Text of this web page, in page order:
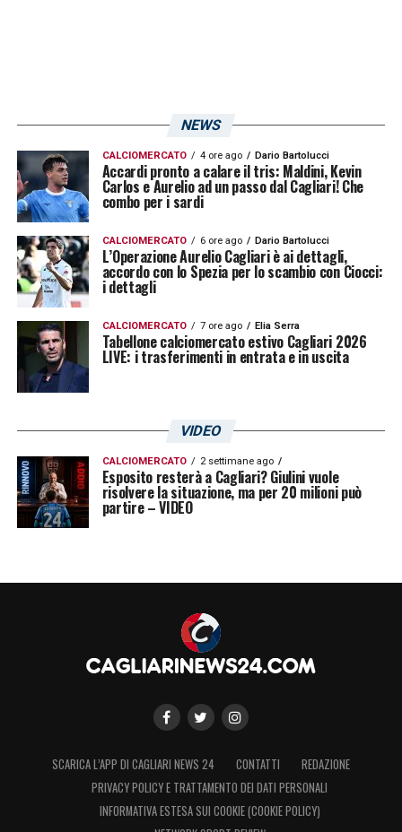
NEWS
CALCIOMERCATO 4 ore ago Dario Bartolucci
Accardi pronto a calare il tris: Maldini, Kevin
Carlos e Aurelio ad un passo dal Cagliari! Che
combo per i sardi
CALCIOMERCATO 6 ore ago Dario Bartolucci
L’Operazione Aurelio Cagliari è ai dettagli,
accordo con lo Spezia per lo scambio con Ciocci:
i dettagli
CALCIOMERCATO 7 ore ago Elia Serra
Tabellone calciomercato estivo Cagliari 2026
LIVE: i trasferimenti in entrata e in uscita
VIDEO
CALCIOMERCATO 2 settimane ago
Esposito resterà a Cagliari? Giulini vuole
risolvere la situazione, ma per 20 milioni può
partire – VIDEO
SCARICA L’APP DI CAGLIARI NEWS 24 CONTATTI
REDAZIONE
PRIVACY POLICY E TRATTAMENTO DEI DATI PERSONALI
INFORMATIVA ESTESA SUI COOKIE (COOKIE POLICY)